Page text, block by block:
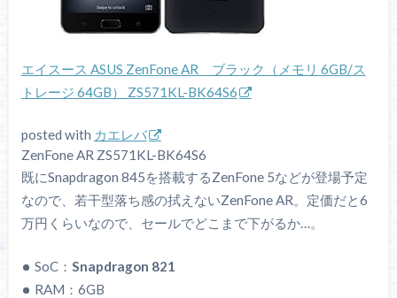
エイスース ASUS ZenFone AR ブラック（メモリ 6GB/ス
トレージ 64GB） ZS571KL-BK64S6
posted with カエレバ
ZenFone AR ZS571KL-BK64S6
既にSnapdragon 845を搭載するZenFone 5などが登場予定
なので、若干型落ち感の拭えないZenFone AR。定価だと6
万円くらいなので、セールでどこまで下がるか…。
SoC：Snapdragon 821
RAM：6GB